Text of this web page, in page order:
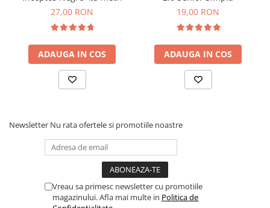
27,00 RON
ADAUGA IN COS
19,00 RON
ADAUGA IN COS
Newsletter Nu rata ofertele si promotiile noastre
Vreau sa primesc newsletter cu promotiile
magazinului. Afla mai multe in Politica de